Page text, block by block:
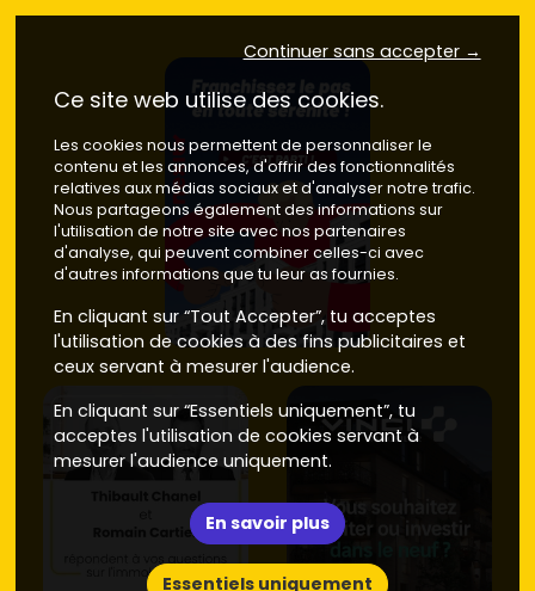
Continuer sans accepter →
Ce site web utilise des cookies.
Les cookies nous permettent de personnaliser le
contenu et les annonces, d'offrir des fonctionnalités
relatives aux médias sociaux et d'analyser notre trafic.
Nous partageons également des informations sur
l'utilisation de notre site avec nos partenaires
d'analyse, qui peuvent combiner celles-ci avec
d'autres informations que tu leur as fournies.
En cliquant sur “Tout Accepter”, tu acceptes
l'utilisation de cookies à des fins publicitaires et
ceux servant à mesurer l'audience.
En cliquant sur “Essentiels uniquement”, tu
acceptes l'utilisation de cookies servant à
mesurer l'audience uniquement.
En savoir plus
Essentiels uniquement